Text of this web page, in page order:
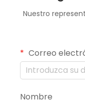
Nuestro
Correo
Nombre